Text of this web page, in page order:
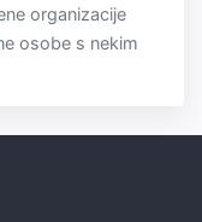
organizacije
osobe s nekim